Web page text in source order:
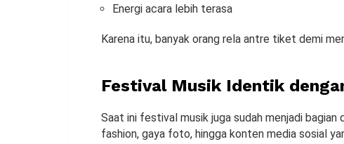
Energi acara lebih terasa
Karena itu, banyak orang rela antre tiket demi
Festival Musik Identik
Saat ini festival musik juga sudah menjadi bagian
fashion, gaya foto, hingga konten media sosial